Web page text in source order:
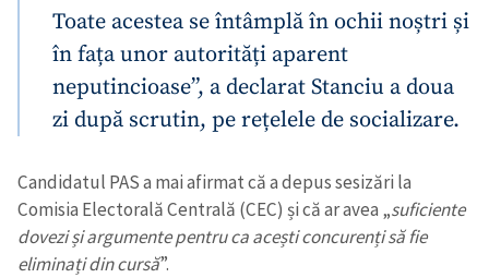
Toate acestea se întâmplă în ochii noștri și
în fața unor autorități aparent
neputincioase”, a declarat Stanciu a doua
zi după scrutin, pe rețelele de socializare.
Candidatul PAS a mai afirmat că a depus sesizări la
Comisia Electorală Centrală (CEC) și că ar avea „suficiente
dovezi și argumente pentru ca acești concurenți să fie
eliminați din cursă”.